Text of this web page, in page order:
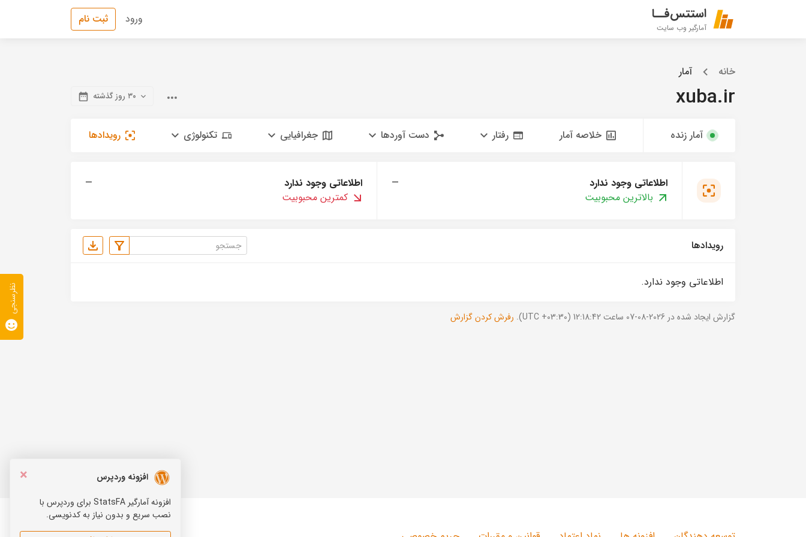
استتس‌فــا
آمارگیر وب سایت
ورود ثبت نام
خانه آمار
xuba.ir ۳۰ روز گذشته
آمار زنده خلاصه آمار رفتار دست آوردها جغرافیایی تکنولوژی رویدادها
اطلاعاتی وجود ندارد
—
بالاترین محبوبیت
اطلاعاتی وجود ندارد
—
کمترین محبوبیت
رویدادها
اطلاعاتی وجود ندارد.
گزارش ایجاد شده در 2026-08-07 ساعت 12:18:42 (UTC +03:30). رفرش کردن گزارش
×
افزونه وردپرس
افزونه آمارگیر StatsFA برای وردپرس با
نصب سریع و بدون نیاز به کدنویسی.
نظرسنجی